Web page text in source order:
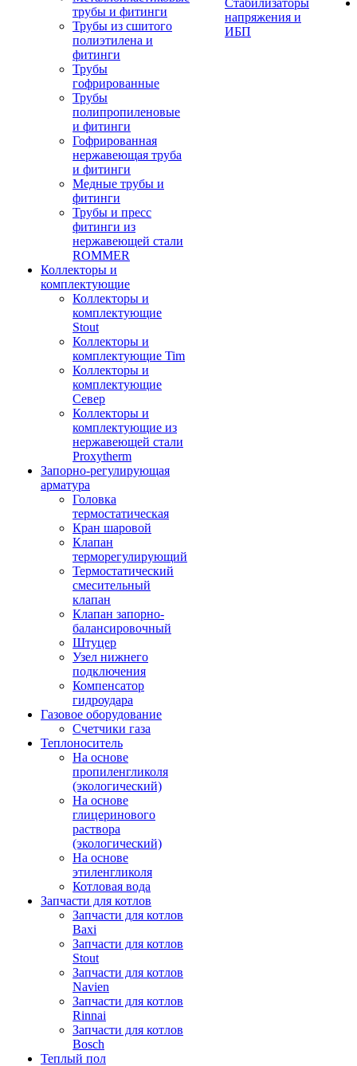
трубы и фитинги
Трубы из сшитого
полиэтилена и
фитинги
Трубы
гофрированные
Трубы
полипропиленовые
и фитинги
Гофрированная
нержавеющая труба
и фитинги
Медные трубы и
фитинги
Трубы и пресс
фитинги из
нержавеющей стали
ROMMER
Коллекторы и
комплектующие
Коллекторы и
комплектующие
Stout
Коллекторы и
комплектующие Tim
Коллекторы и
комплектующие
Север
Коллекторы и
комплектующие из
нержавеющей стали
Proxytherm
Запорно-регулирующая
арматура
Головка
термостатическая
Кран шаровой
Клапан
терморегулирующий
Термостатический
смесительный
клапан
Клапан запорно-
балансировочный
Штуцер
Узел нижнего
подключения
Компенсатор
гидроудара
Газовое оборудование
Счетчики газа
Теплоноситель
На основе
пропиленгликоля
(экологический)
На основе
глицеринового
раствора
(экологический)
На основе
этиленгликоля
Котловая вода
Запчасти для котлов
Запчасти для котлов
Baxi
Запчасти для котлов
Stout
Запчасти для котлов
Navien
Запчасти для котлов
Rinnai
Запчасти для котлов
Bosch
Теплый пол
Стабилизаторы
напряжения и
ИБП